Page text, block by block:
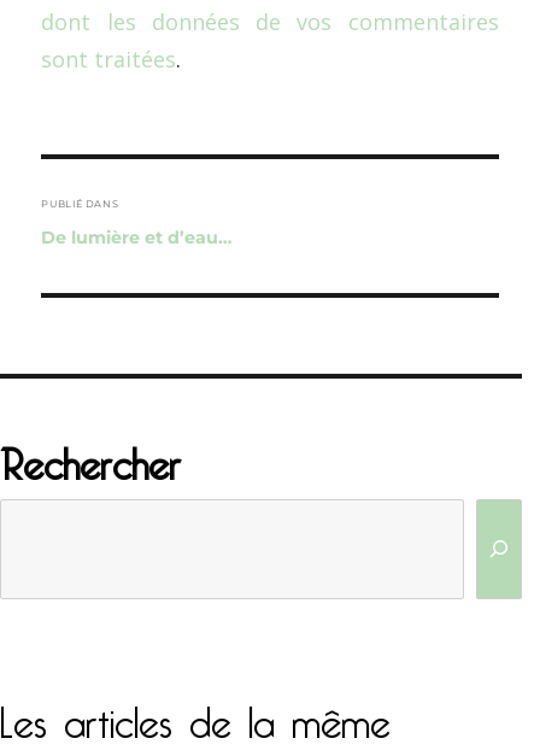
dont les données de vos commentaires
sont traitées.
de
l’article
PUBLIÉ DANS
De lumière et d’eau…
Rechercher
Les articles de la même